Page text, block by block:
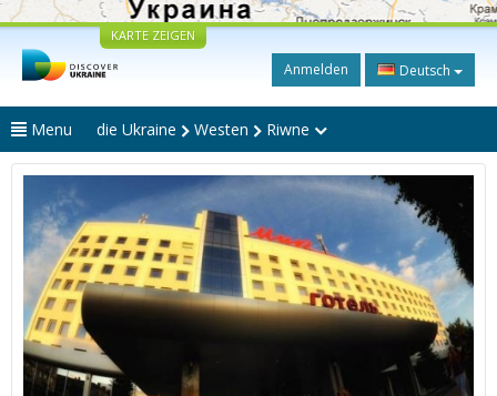
KARTE ZEIGEN
Anmelden Deutsch
Menu die Ukraine Westen Riwne